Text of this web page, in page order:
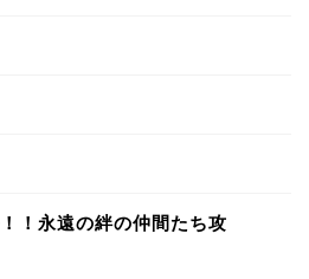
！永遠の絆の仲間たち攻